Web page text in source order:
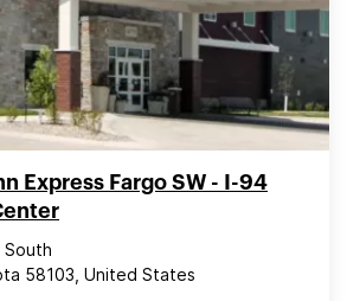
Express Fargo SW - I-94
South
58103, United States